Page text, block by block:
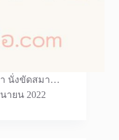
นั่งขัดสมา…
ายน 2022